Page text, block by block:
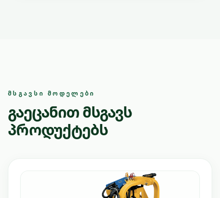
ᲛᲡᲒᲐᲕᲡᲘ ᲛᲝᲓᲔᲚᲔᲑᲘ
გაეცანით მსგავს
პროდუქტებს